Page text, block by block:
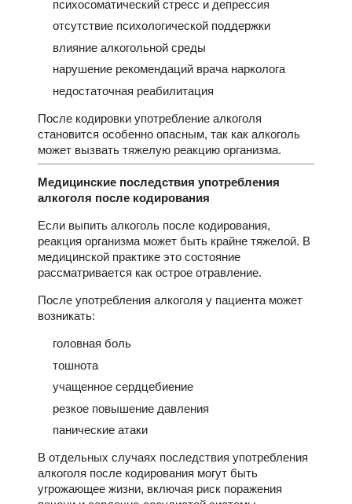
психосоматический стресс и депрессия
отсутствие психологической поддержки
влияние алкогольной среды
нарушение рекомендаций врача нарколога
недостаточная реабилитация
После кодировки употребление алкоголя
становится особенно опасным, так как алкоголь
может вызвать тяжелую реакцию организма.
Медицинские последствия употребления
алкоголя после кодирования
Если выпить алкоголь после кодирования,
реакция организма может быть крайне тяжелой. В
медицинской практике это состояние
рассматривается как острое отравление.
После употребления алкоголя у пациента может
возникать:
головная боль
тошнота
учащенное сердцебиение
резкое повышение давления
панические атаки
В отдельных случаях последствия употребления
алкоголя после кодирования могут быть
угрожающее жизни, включая риск поражения